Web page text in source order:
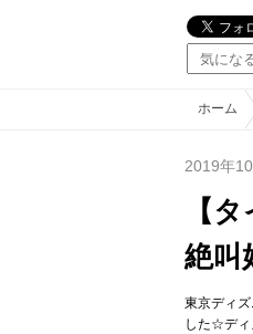
ホーム
2019年
【
絶叫
東京ディ
した☆ディ